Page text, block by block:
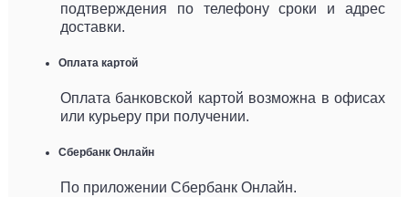
подтверждения по телефону сроки и адрес
доставки.
Оплата картой
Оплата банковской картой возможна в офисах
или курьеру при получении.
Сбербанк Онлайн
По приложении Сбербанк Онлайн.